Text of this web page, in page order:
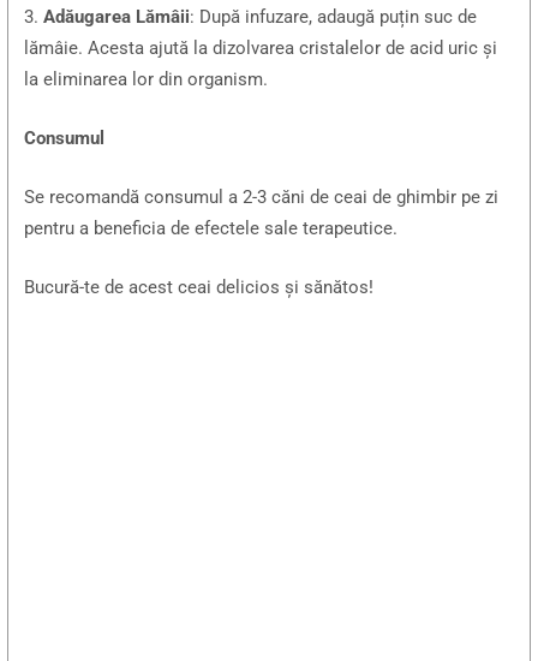
3.Adăugarea Lămâii: După infuzare, adaugă puțin suc de
lămâie. Acesta ajută la dizolvarea cristalelor de acid uric și
la eliminarea lor din organism.
Consumul
Se recomandă consumul a 2-3 căni de ceai de ghimbir pe zi
pentru a beneficia de efectele sale terapeutice.
Bucură-te de acest ceai delicios și sănătos!